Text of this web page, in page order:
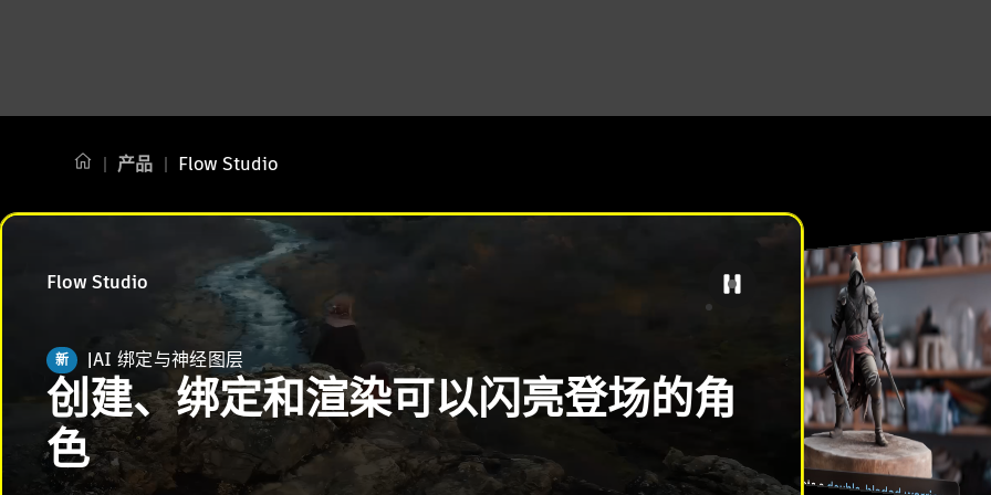
产品 Flow Studio
Flow Studio
新 AI 绑定与神经图层
创建、绑定和渲染可以闪亮登场的角
色
Flow Studio Flow Studio Flow Studio Flow